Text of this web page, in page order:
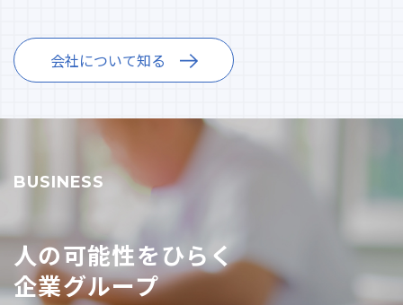
会社について知る
BUSINESS
人の可能性をひらく
企業グループ